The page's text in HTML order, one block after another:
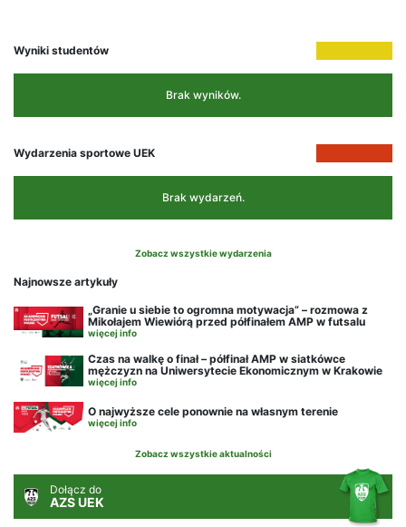
Wyniki studentów
Brak wyników.
Wydarzenia sportowe UEK
Brak wydarzeń.
Zobacz wszystkie wydarzenia
Najnowsze artykuły
„Granie u siebie to ogromna motywacja” – rozmowa z
Mikołajem Wiewiórą przed półfinałem AMP w futsalu
więcej info
Czas na walkę o finał – półfinał AMP w siatkówce
mężczyzn na Uniwersytecie Ekonomicznym w Krakowie
więcej info
O najwyższe cele ponownie na własnym terenie
więcej info
Zobacz wszystkie aktualności
Dołącz do
AZS UEK